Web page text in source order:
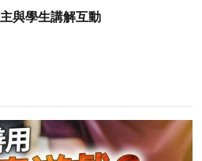
與學生講解互動